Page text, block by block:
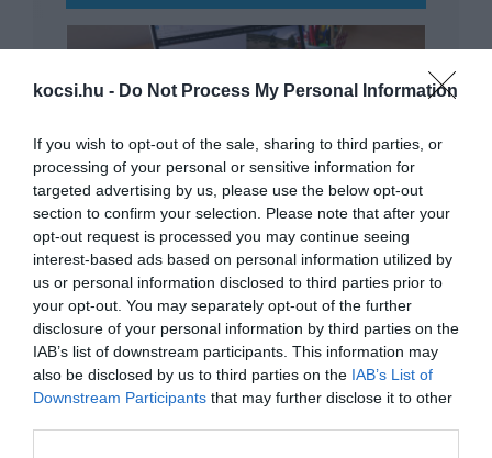
kocsi.hu - Do Not Process My Personal Information
If you wish to opt-out of the sale, sharing to third parties, or
processing of your personal or sensitive information for
targeted advertising by us, please use the below opt-out
section to confirm your selection. Please note that after your
opt-out request is processed you may continue seeing
interest-based ads based on personal information utilized by
us or personal information disclosed to third parties prior to
your opt-out. You may separately opt-out of the further
disclosure of your personal information by third parties on the
IAB’s list of downstream participants. This information may
also be disclosed by us to third parties on the IAB’s List of
Downstream Participants that may further disclose it to other
A vírushelyzet megszűnése után is
engedélyezi az…
Házhoz szállítja a megrendelt autót a